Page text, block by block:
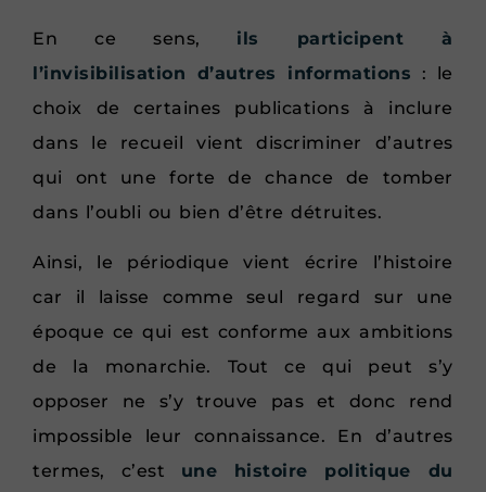
En ce sens, ils participent à
l’invisibilisation d’autres informations : le
choix de certaines publications à inclure
dans le recueil vient discriminer d’autres
qui ont une forte de chance de tomber
dans l’oubli ou bien d’être détruites.
Ainsi, le périodique vient écrire l’histoire
car il laisse comme seul regard sur une
époque ce qui est conforme aux ambitions
de la monarchie. Tout ce qui peut s’y
opposer ne s’y trouve pas et donc rend
impossible leur connaissance. En d’autres
termes, c’est une histoire politique du